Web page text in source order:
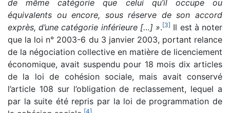
de même catégorie que celui qu’il occupe ou
équivalents ou encore, sous réserve de son accord
exprès, d’une catégorie inférieure […] ».[3] Il est à noter
que la loi n° 2003-6 du 3 janvier 2003, portant relance
de la négociation collective en matière de licenciement
économique, avait suspendu pour 18 mois dix articles
de la loi de cohésion sociale, mais avait conservé
l’article 108 sur l’obligation de reclassement, lequel a
par la suite été repris par la loi de programmation de
[4]